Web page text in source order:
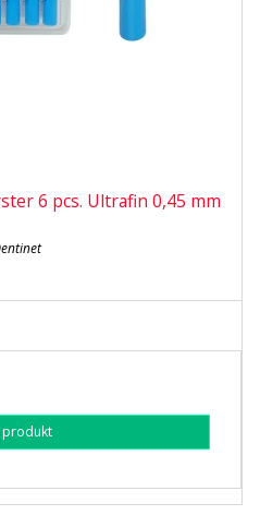
6 pcs. Ultrafin 0,45 mm
produkt